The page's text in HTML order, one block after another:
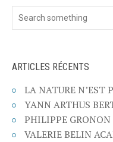
ARTICLES RÉCENTS
LA NATURE N’EST
YANN ARTHUS
PHILIPPE
VALERIE BELIN